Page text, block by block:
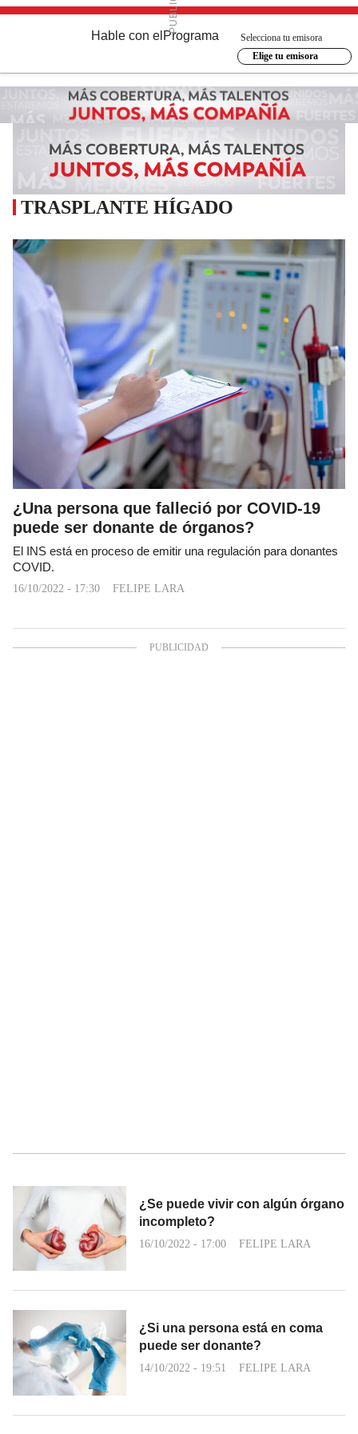
Hable con el Programa
Selecciona tu emisora
Elige tu emisora
TRASPLANTE HÍGADO
¿Una persona que falleció por COVID-19
puede ser donante de órganos?
El INS está en proceso de emitir una regulación para donantes
COVID.
16/10/2022 - 17:30 FELIPE LARA
¿Se puede vivir con algún órgano
incompleto?
16/10/2022 - 17:00 FELIPE LARA
¿Si una persona está en coma
puede ser donante?
14/10/2022 - 19:51 FELIPE LARA